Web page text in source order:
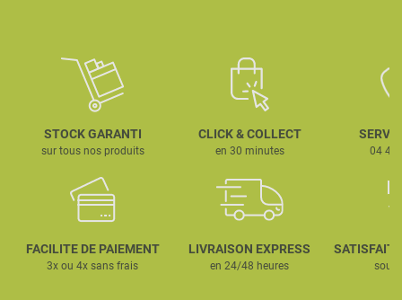
STOCK GARANTI
sur tous nos produits
CLICK & COLLECT
en 30 minutes
FACILITE DE PAIEMENT
3x ou 4x sans frais
LIVRAISON EXPRESS
en 24/48 heures
04 42
SATISFAIT
sous